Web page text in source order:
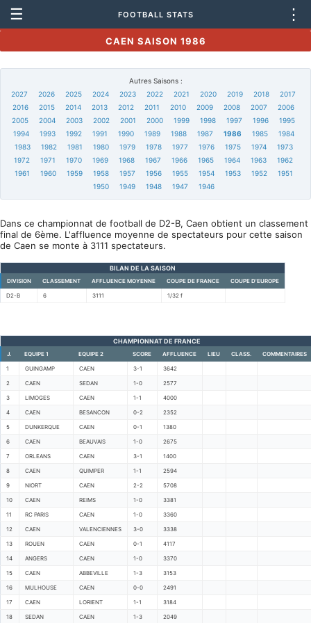
☰ FOOTBALL STATS ⋮
CAEN SAISON 1986
Autres Saisons :
2027
2026 2025 2024 2023 2022 2021 2020 2019 2018
2017
2016
2015 2014 2013 2012 2011 2010 2009 2008 2007
2006
2005
2004 2003 2002 2001 2000 1999 1998 1997 1996
1995
1994
1993 1992 1991 1990 1989 1988 1987 1986 1985
1984
1983
1982 1981 1980 1979 1978 1977 1976 1975 1974
1973
1972
1971 1970 1969 1968 1967 1966 1965 1964 1963
1962
1961
1960 1959 1958 1957 1956 1955 1954 1953 1952
1951
1950
1949 1948 1947 1946
Dans ce championnat de football de D2-B, Caen obtient un classement
final de 6ème. L'affluence moyenne de spectateurs pour cette saison
de Caen se monte à 3111 spectateurs.
BILAN DE LA SAISON
DIVISION CLASSEMENT AFFLUENCE MOYENNE COUPE DE FRANCE COUPE D'EUROPE
D2-B 6 3111 1/32 f
CHAMPIONNAT DE FRANCE
J. EQUIPE 1 EQUIPE 2 SCORE AFFLUENCE LIEU CLASS. COMMENTAIRES
1 GUINGAMP CAEN 3-1 3642
2 CAEN SEDAN 1-0 2577
3 LIMOGES CAEN 1-1 4000
4 CAEN BESANCON 0-2 2352
5 DUNKERQUE CAEN 0-1 1380
6 CAEN BEAUVAIS 1-0 2675
7 ORLEANS CAEN 3-1 1400
8 CAEN QUIMPER 1-1 2594
9 NIORT CAEN 2-2 5708
10 CAEN REIMS 1-0 3381
11 RC PARIS CAEN 1-0 3360
12 CAEN VALENCIENNES 3-0 3338
13 ROUEN CAEN 0-1 4117
14 ANGERS CAEN 1-0 3370
15 CAEN ABBEVILLE 1-3 3153
16 MULHOUSE CAEN 0-0 2491
17 CAEN LORIENT 1-1 3184
18 SEDAN CAEN 1-3 2049